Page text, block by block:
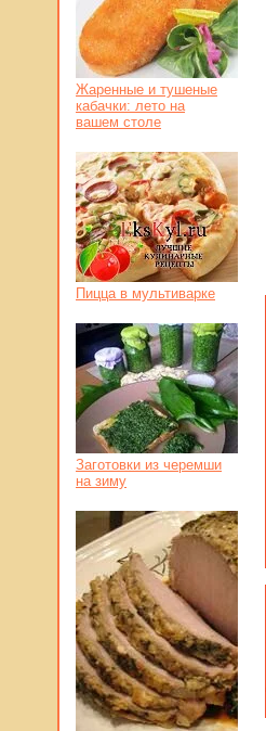
Жаренные и тушеные
кабачки: лето на
вашем столе
Пицца в мультиварке
Заготовки из черемши
на зиму